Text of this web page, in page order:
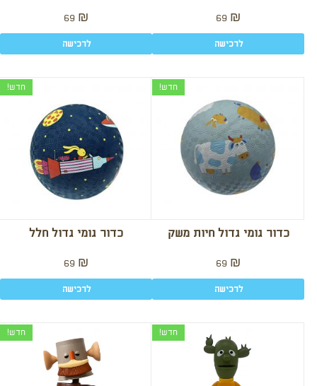
69 ₪
לרכישה
69 ₪
לרכישה
חדש!
כדור גומי גדול חלל
69 ₪
לרכישה
חדש!
כדור גומי גדול חיות משק
69 ₪
לרכישה
חדש! חדש!